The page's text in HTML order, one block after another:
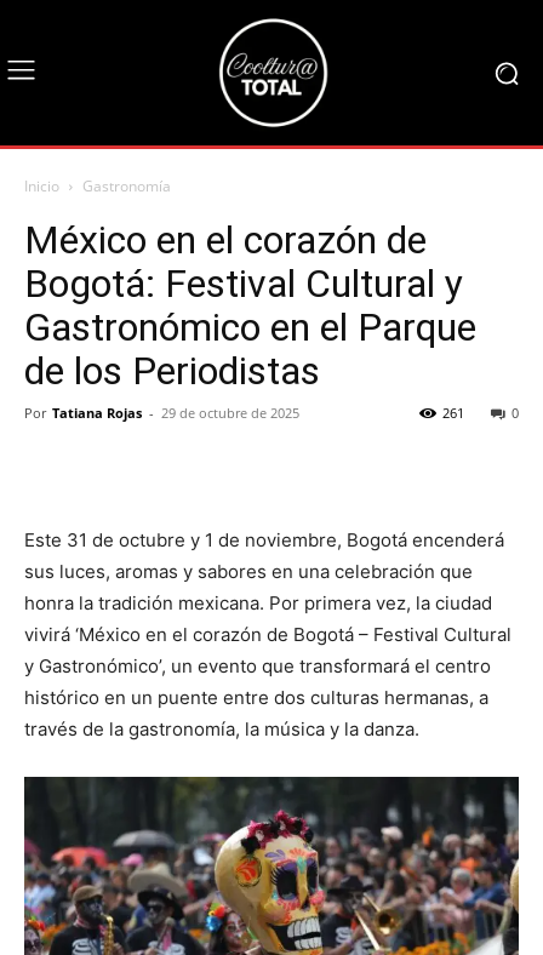
Inicio Gastronomía
México en el corazón de
Bogotá: Festival Cultural y
Gastronómico en el Parque
de los Periodistas
Por Tatiana Rojas - 29 de octubre de 2025 0
261
Este 31 de octubre y 1 de noviembre, Bogotá encenderá
sus luces, aromas y sabores en una celebración que
honra la tradición mexicana. Por primera vez, la ciudad
vivirá ‘México en el corazón de Bogotá – Festival Cultural
y Gastronómico’, un evento que transformará el centro
histórico en un puente entre dos culturas hermanas, a
través de la gastronomía, la música y la danza.